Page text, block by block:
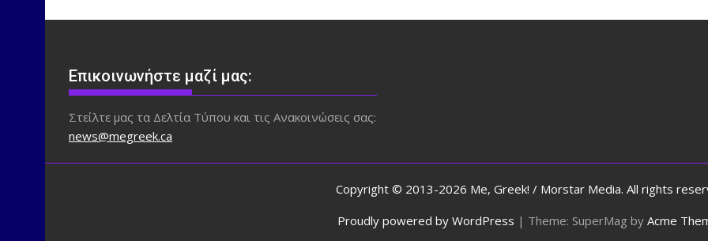
Επικοινωνήστε μαζί μας:
Στείλτε μας τα Δελτία Τύπου και τις Ανακοινώσεις σας:
news@megreek.ca
Copyright © 2013-2026 Me, Greek! / Morstar Media. All rights
Proudly powered by WordPress | Theme: SuperMag by Acme